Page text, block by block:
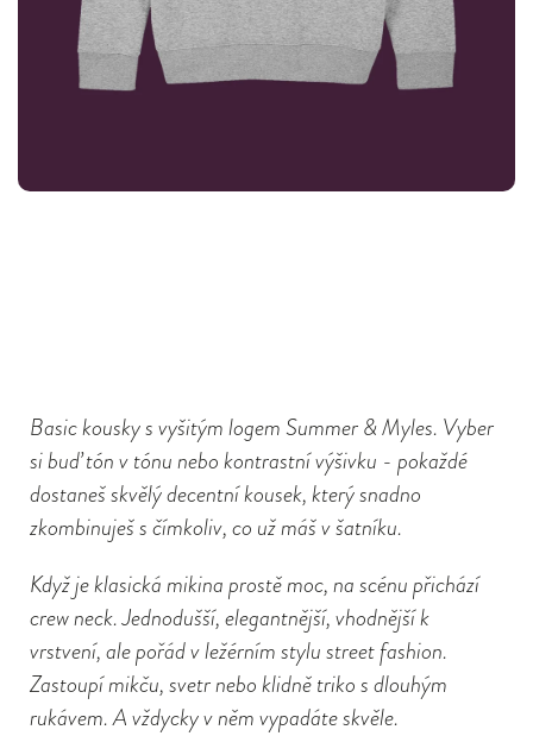
Basic kousky s vyšitým logem Summer & Myles. Vyber
si buď tón v tónu nebo kontrastní výšivku - pokaždé
dostaneš skvělý decentní kousek, který snadno
zkombinuješ s čímkoliv, co už máš v šatníku.
Když je klasická mikina prostě moc, na scénu přichází
crew neck. Jednodušší, elegantnější, vhodnější k
vrstvení, ale pořád v ležérním stylu street fashion.
Zastoupí mikču, svetr nebo klidně triko s dlouhým
rukávem. A vždycky v něm vypadáte skvěle.